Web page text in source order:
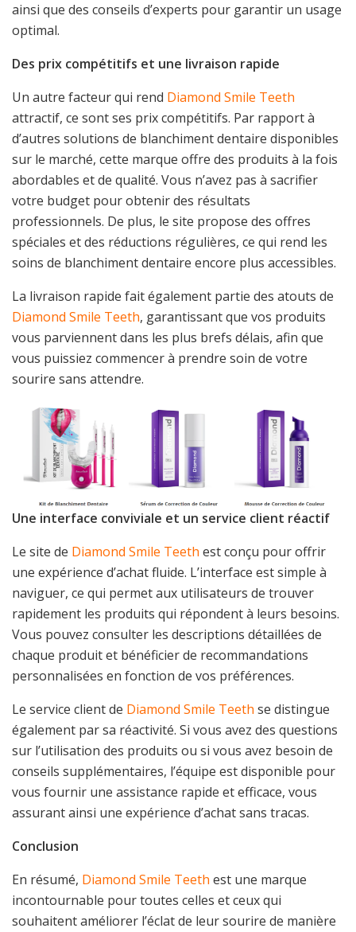
ainsi que des conseils d’experts pour garantir un usage
optimal.
Des prix compétitifs et une livraison rapide
Un autre facteur qui rend Diamond Smile Teeth
attractif, ce sont ses prix compétitifs. Par rapport à
d’autres solutions de blanchiment dentaire disponibles
sur le marché, cette marque offre des produits à la fois
abordables et de qualité. Vous n’avez pas à sacrifier
votre budget pour obtenir des résultats
professionnels. De plus, le site propose des offres
spéciales et des réductions régulières, ce qui rend les
soins de blanchiment dentaire encore plus accessibles.
La livraison rapide fait également partie des atouts de
Diamond Smile Teeth, garantissant que vos produits
vous parviennent dans les plus brefs délais, afin que
vous puissiez commencer à prendre soin de votre
sourire sans attendre.
Une interface conviviale et un service client réactif
Le site de Diamond Smile Teeth est conçu pour offrir
une expérience d’achat fluide. L’interface est simple à
naviguer, ce qui permet aux utilisateurs de trouver
rapidement les produits qui répondent à leurs besoins.
Vous pouvez consulter les descriptions détaillées de
chaque produit et bénéficier de recommandations
personnalisées en fonction de vos préférences.
Le service client de Diamond Smile Teeth se distingue
également par sa réactivité. Si vous avez des questions
sur l’utilisation des produits ou si vous avez besoin de
conseils supplémentaires, l’équipe est disponible pour
vous fournir une assistance rapide et efficace, vous
assurant ainsi une expérience d’achat sans tracas.
Conclusion
En résumé, Diamond Smile Teeth est une marque
incontournable pour toutes celles et ceux qui
souhaitent améliorer l’éclat de leur sourire de manière